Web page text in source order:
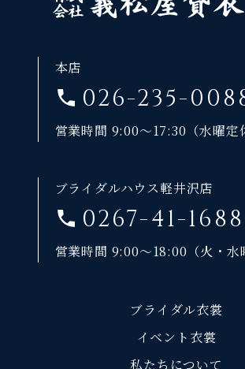
本店
026-235-
営業時間 9:00～17:30（水曜定
ブライダルハウス軽井沢店
0267-41-1688
営業時間 9:00～18:00（火・水
ブライダル衣裳
イベント衣裳
私たちについて